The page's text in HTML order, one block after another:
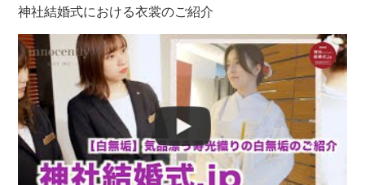
神社.jpチャンネル
神社結婚式における衣裳のご紹介